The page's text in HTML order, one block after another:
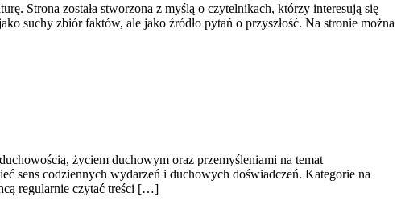
Strona została stworzona z myślą o czytelnikach, którzy interesują się
suchy zbiór faktów, ale jako źródło pytań o przyszłość. Na stronie można
życiem duchowym oraz przemyśleniami na temat
sens codziennych wydarzeń i duchowych doświadczeń. Kategorie na
regularnie czytać treści […]